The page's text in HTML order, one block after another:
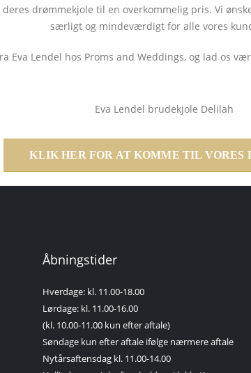
drømmekjole til en overkommelig pris. Vi
særligt og mindeværdigt for alle vores
Eva Lendel hos Proms and Weddings, og lad os
KLIK HER FOR AT KOMME TIL VORES
Åbningstider
Hverdage: kl. 11.00-18.00
Lørdage: kl. 11.00-16.00
(kl. 10.00-11.00 kun efter aftale)
Søndage kun efter aftale ifølge nærmere aftale
Nytårsaftensdag kl. 11.00-14.00